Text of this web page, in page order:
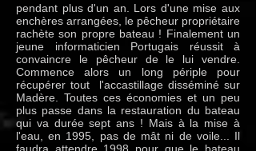
pendant plus d'un an. Lors d'une mise aux
enchères arrangées, le pêcheur propriétaire
rachète son propre bateau ! Finalement un
jeune informaticien Portugais réussit à
convaincre le pêcheur de le lui vendre.
Commence alors un long périple pour
récupérer tout l'accastillage disséminé sur
Madère. Toutes ces économies et un peu
plus passe dans la restauration du bateau
qui va durée sept ans ! Mais à la mise à
l'eau, en 1995, pas de mât ni de voile... Il